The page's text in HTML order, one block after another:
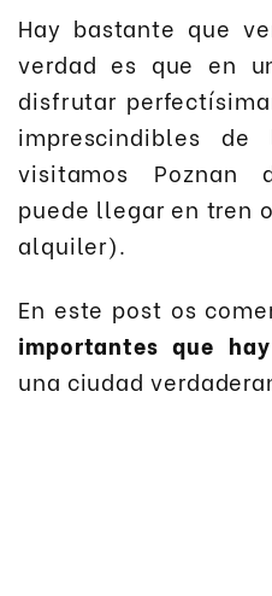
Hay bastante que
verdad es que en
disfrutar
imprescindibles
visitamos Poznan
puede llegar en tren
alquiler).
En este post os
importantes que
una ciudad